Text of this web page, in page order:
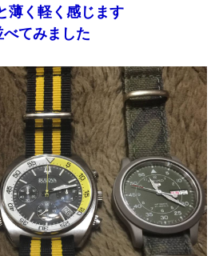
薄く軽く感じます
てみました